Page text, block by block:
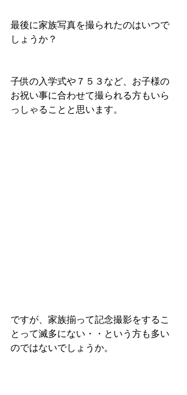
最後に家族写真を撮られたのはいつで
しょうか？
子供の入学式や７５３など、お子様の
お祝い事に合わせて撮られる方もいら
っしゃることと思います。
ですが、家族揃って記念撮影をするこ
とって滅多にない・・という方も多い
のではないでしょうか。